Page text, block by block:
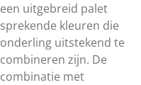
een uitgebreid palet
sprekende kleuren die
onderling uitstekend te
combineren zijn. De
combinatie met